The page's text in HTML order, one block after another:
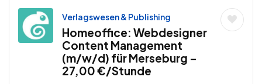
Verlagswesen & Publishing
Homeoffice: Webdesigner
Content Management
(m/w/d) für Merseburg –
27,00 €/Stunde